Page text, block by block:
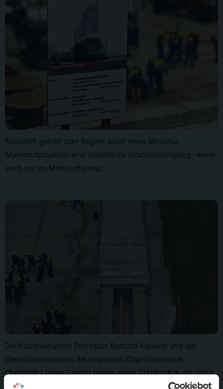
Natürlich gehört zum Beginn solch eines Miniatur-
Mammutprojektes eine ordentliche Grundsteinlegung - wenn
auch nur im Miniaturformat.
Die Kultursenatorin Professor Barbara Kisseler und der
Generalintendanten der originalen Elbphilharmonie
Christoph Lieben-Seutter legten einen Taktstock in die dafür
vorgesehene Öffnung und verschlossen den Grundstein mit